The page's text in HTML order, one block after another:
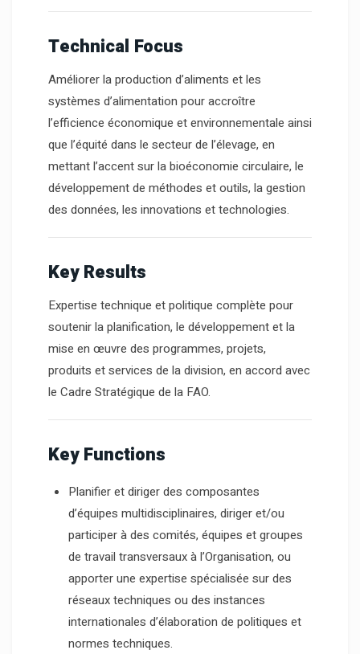
Technical Focus
Améliorer la production d’aliments et les
systèmes d’alimentation pour accroître
l’efficience économique et environnementale ainsi
que l’équité dans le secteur de l’élevage, en
mettant l’accent sur la bioéconomie circulaire, le
développement de méthodes et outils, la gestion
des données, les innovations et technologies.
Key Results
Expertise technique et politique complète pour
soutenir la planification, le développement et la
mise en œuvre des programmes, projets,
produits et services de la division, en accord avec
le Cadre Stratégique de la FAO.
Key Functions
Planifier et diriger des composantes
d’équipes multidisciplinaires, diriger et/ou
participer à des comités, équipes et groupes
de travail transversaux à l’Organisation, ou
apporter une expertise spécialisée sur des
réseaux techniques ou des instances
internationales d’élaboration de politiques et
normes techniques.